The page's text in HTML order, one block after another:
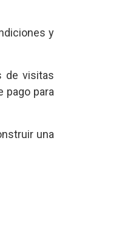
y
de visitas
pago para
una